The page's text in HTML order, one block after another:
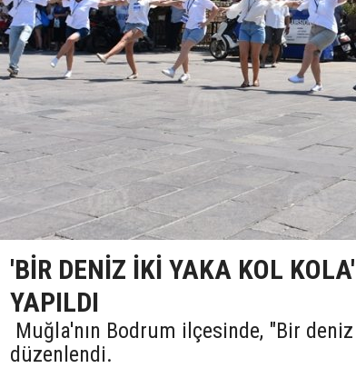
'BİR DENİZ İKİ YAKA KOL
YAPILDI
Muğla'nın Bodrum ilçesinde, "Bir
düzenlendi.